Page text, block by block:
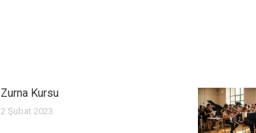
Zurna Kursu
2 Şubat 2023